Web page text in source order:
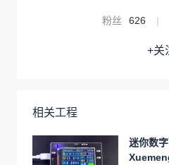
粉丝 626 |
+关
相关工程
迷你数